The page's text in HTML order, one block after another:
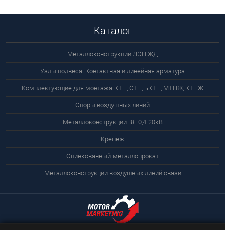
Каталог
Металлоконструкции ЛЭП ЖД
Узлы подвеса. Контактная и линейная арматура
Комплектующие для монтажа КТП, СТП, БКТП, МТПЖ, КТПЖ
Опоры воздушных линий
Металлоконструкции ВЛ 0,4-20кВ
Крепеж
Оцинкованный металлопрокат
Металлоконструкции воздушных линий связи